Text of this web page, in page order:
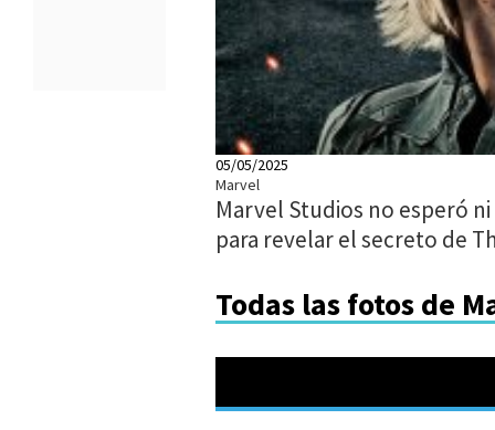
05/05/2025
Marvel
Marvel Studios no esperó
para revelar el secreto de
Todas las fotos de